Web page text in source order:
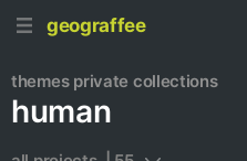
geograffee
themes private collections
human